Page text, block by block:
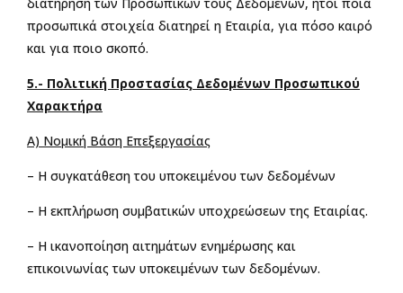
προσωπικά στοιχεία διατηρεί η Εταιρία, για πόσο καιρό
και για ποιο σκοπό.
5.- Πολιτική Προστασίας Δεδομένων Προσωπικού
Χαρακτήρα
Α) Νομική Βάση Επεξεργασίας
– Η συγκατάθεση του υποκειμένου των δεδομένων
– Η εκπλήρωση συμβατικών υποχρεώσεων της Εταιρίας.
– Η ικανοποίηση αιτημάτων ενημέρωσης και
επικοινωνίας των υποκειμένων των δεδομένων.